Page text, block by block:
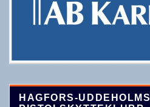
HAGFORS-UDDEHOLMS